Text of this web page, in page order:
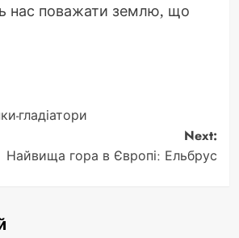
нас поважати землю, що
гладіатори
Next:
Найвища гора в Європі: Ельбрус